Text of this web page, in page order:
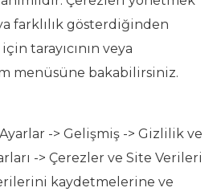
farklılık gösterdiğinden
tarayıcının veya
menüsüne bakabilirsiniz.
-> Gelişmiş -> Gizlilik ve
-> Çerezler ve Site Verileri
kaydetmelerine ve